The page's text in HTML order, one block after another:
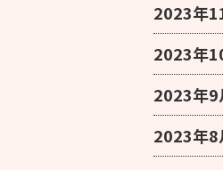
2023年
2023年
2023年9
2023年8